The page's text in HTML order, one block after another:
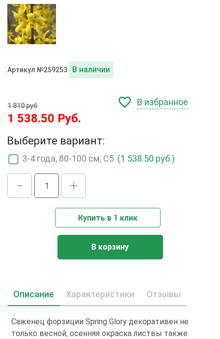
Артикул №259253 В наличии
1 810 руб
1 538.50 Руб.
В избранное
Выберите вариант:
3-4 года, 80-100 см, С5 (1 538.50 руб.)
Купить в 1 клик
В корзину
Описание Характеристики Отзывы
Саженец форзиции Spring Glory декоративен не
только весной, осенняя окраска листвы также